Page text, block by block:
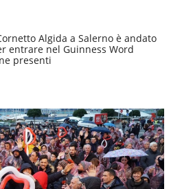
Algida a Salerno è andato
entrare nel Guinness Word
presenti